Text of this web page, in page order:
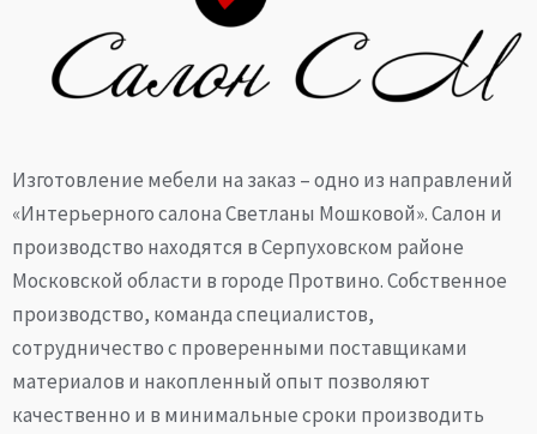
Изготовление мебели на заказ – одно из направлений
«Интерьерного салона Светланы Мошковой». Салон и
производство находятся в Серпуховском районе
Московской области в городе Протвино. Собственное
производство, команда специалистов,
сотрудничество с проверенными поставщиками
материалов и накопленный опыт позволяют
качественно и в минимальные сроки производить